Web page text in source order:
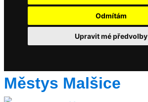
Odmítám
Upravit mé předvolby
Městys Malšice